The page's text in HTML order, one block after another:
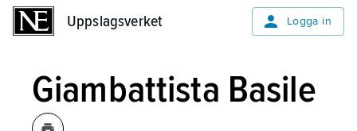
Uppslagsverket Logga in
Giambattista Basile